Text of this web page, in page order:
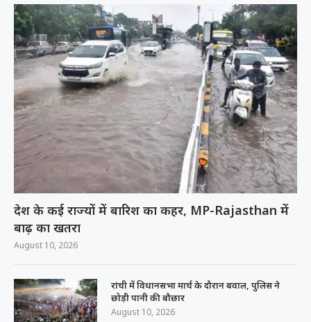
देश के कई राज्यों में बारिश का कहर, MP-Rajasthan में
बाढ़ का खतरा
August 10, 2026
रांची में विधानसभा मार्च के दौरान बवाल, पुलिस ने
छोड़ी पानी की बौछार
August 10, 2026